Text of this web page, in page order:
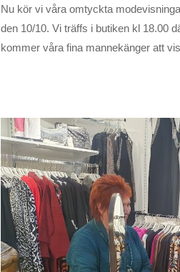
Nu kör vi våra omtyckta
den 10/10. Vi träffs i butiken kl 18.00
kommer våra fina mannekänger att